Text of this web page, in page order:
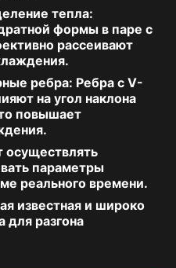
тепла:
формы в паре с
рассеивают
ребра: Ребра с V-
на угол наклона
повышает
осуществлять
параметры
реального времени.
известная и широко
для разгона